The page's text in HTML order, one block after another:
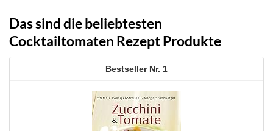
Das sind die beliebtesten
Cocktailtomaten Rezept Produkte
1